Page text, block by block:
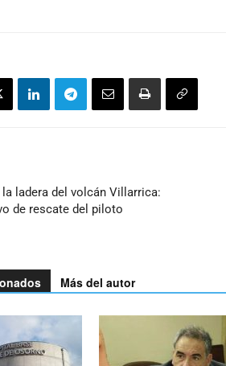
ladera del volcán Villarrica:
de rescate del piloto
Más del autor